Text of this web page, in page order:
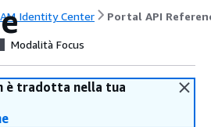
Identity Center Portal API
Modalità Focus
è tradotta nella tua